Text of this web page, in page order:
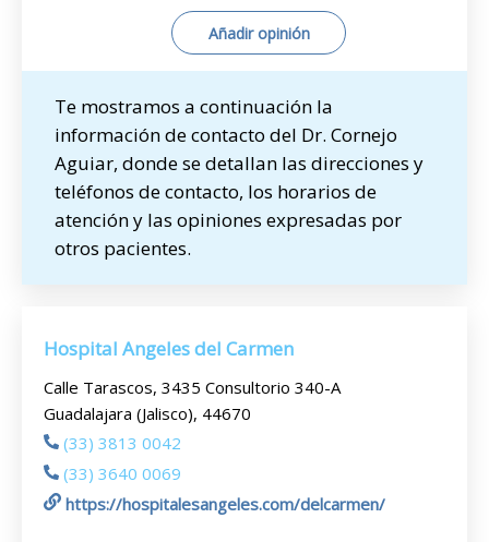
Añadir opinión
Te mostramos a continuación la
información de contacto del Dr. Cornejo
Aguiar, donde se detallan las direcciones y
teléfonos de contacto, los horarios de
atención y las opiniones expresadas por
otros pacientes.
Hospital Angeles del Carmen
Calle Tarascos, 3435 Consultorio 340-A
Guadalajara (Jalisco), 44670
(33) 3813 0042
(33) 3640 0069
https://hospitalesangeles.com/delcarmen/